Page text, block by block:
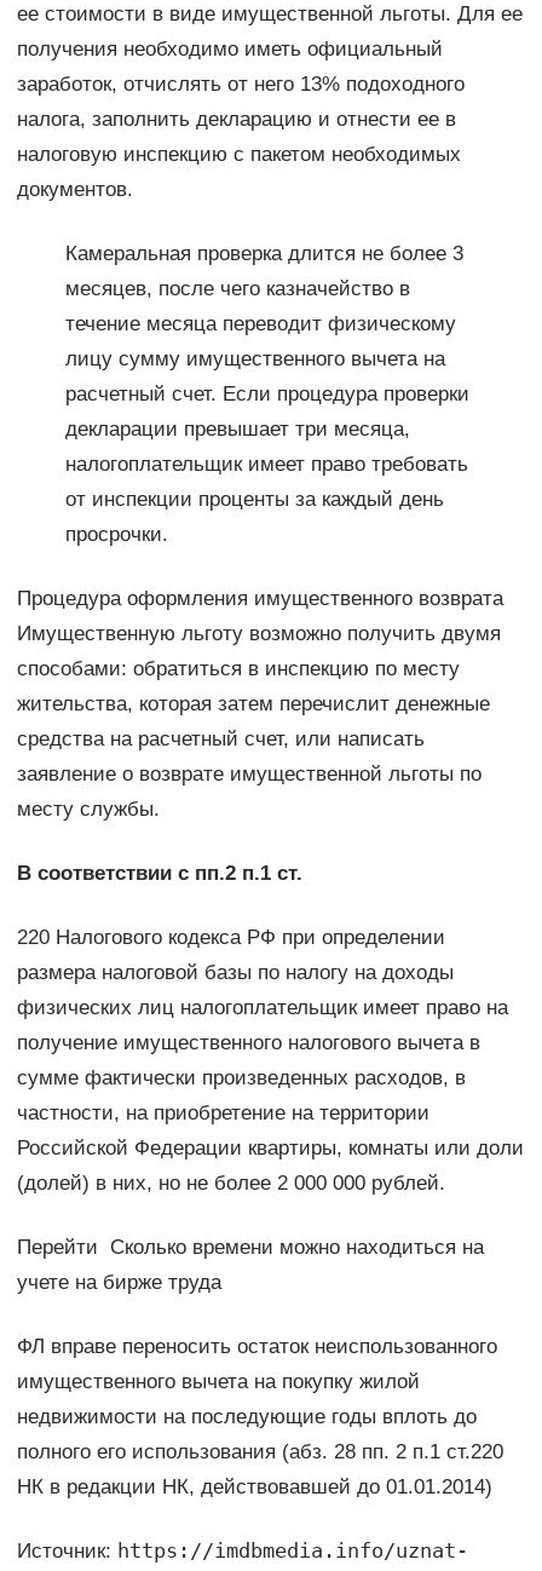
ее стоимости в виде имущественной льготы. Для ее
получения необходимо иметь официальный
заработок, отчислять от него 13% подоходного
налога, заполнить декларацию и отнести ее в
налоговую инспекцию с пакетом необходимых
документов.
Камеральная проверка длится не более 3
месяцев, после чего казначейство в
течение месяца переводит физическому
лицу сумму имущественного вычета на
расчетный счет. Если процедура проверки
декларации превышает три месяца,
налогоплательщик имеет право требовать
от инспекции проценты за каждый день
просрочки.
Процедура оформления имущественного возврата
Имущественную льготу возможно получить двумя
способами: обратиться в инспекцию по месту
жительства, которая затем перечислит денежные
средства на расчетный счет, или написать
заявление о возврате имущественной льготы по
месту службы.
В соответствии с пп.2 п.1 ст.
220 Налогового кодекса РФ при определении
размера налоговой базы по налогу на доходы
физических лиц налогоплательщик имеет право на
получение имущественного налогового вычета в
сумме фактически произведенных расходов, в
частности, на приобретение на территории
Российской Федерации квартиры, комнаты или доли
(долей) в них, но не более 2 000 000 рублей.
Перейти Сколько времени можно находиться на
учете на бирже труда
ФЛ вправе переносить остаток неиспользованного
имущественного вычета на покупку жилой
недвижимости на последующие годы вплоть до
полного его использования (абз. 28 пп. 2 п.1 ст.220
НК в редакции НК, действовавшей до 01.01.2014)
Источник: https://imdbmedia.info/uznat-